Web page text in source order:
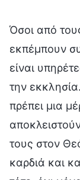
Όσοι από
εκπέμπουν
είναι
την
πρέπει μια
τους στον
καρδιά και